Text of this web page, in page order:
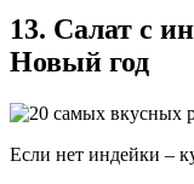
13. Салат с
Новый год
Если нет индейки –